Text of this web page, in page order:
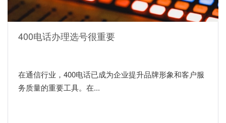
400电话办理选号很重要
在通信行业，400电话已成为企业提升品牌形象和客户服
务质量的重要工具。在...